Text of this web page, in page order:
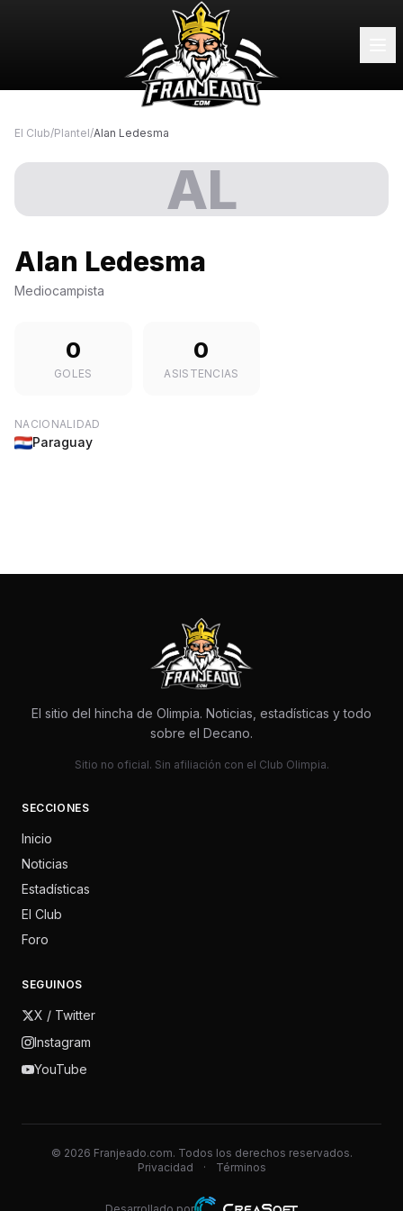
El Club/Plantel/Alan Ledesma
AL
Alan Ledesma
Mediocampista
0
GOLES
0
ASISTENCIAS
NACIONALIDAD
Paraguay
El sitio del hincha de Olimpia. Noticias, estadísticas y todo
sobre el Decano.
Sitio no oficial. Sin afiliación con el Club Olimpia.
SECCIONES
Inicio
Noticias
Estadísticas
El Club
Foro
SEGUINOS
X / Twitter
Instagram
YouTube
© 2026 Franjeado.com. Todos los derechos reservados.
Privacidad
· Términos